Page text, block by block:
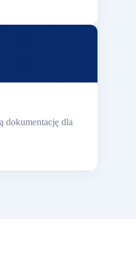
dokumentację dla